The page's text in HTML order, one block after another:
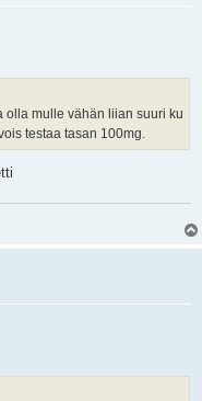
olla mulle vähän liian suuri ku
testaa tasan 100mg.